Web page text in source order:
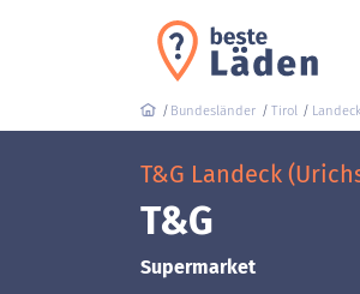
Bundesländer Tirol Landeck
T&G Landeck
T&G
Supermarket